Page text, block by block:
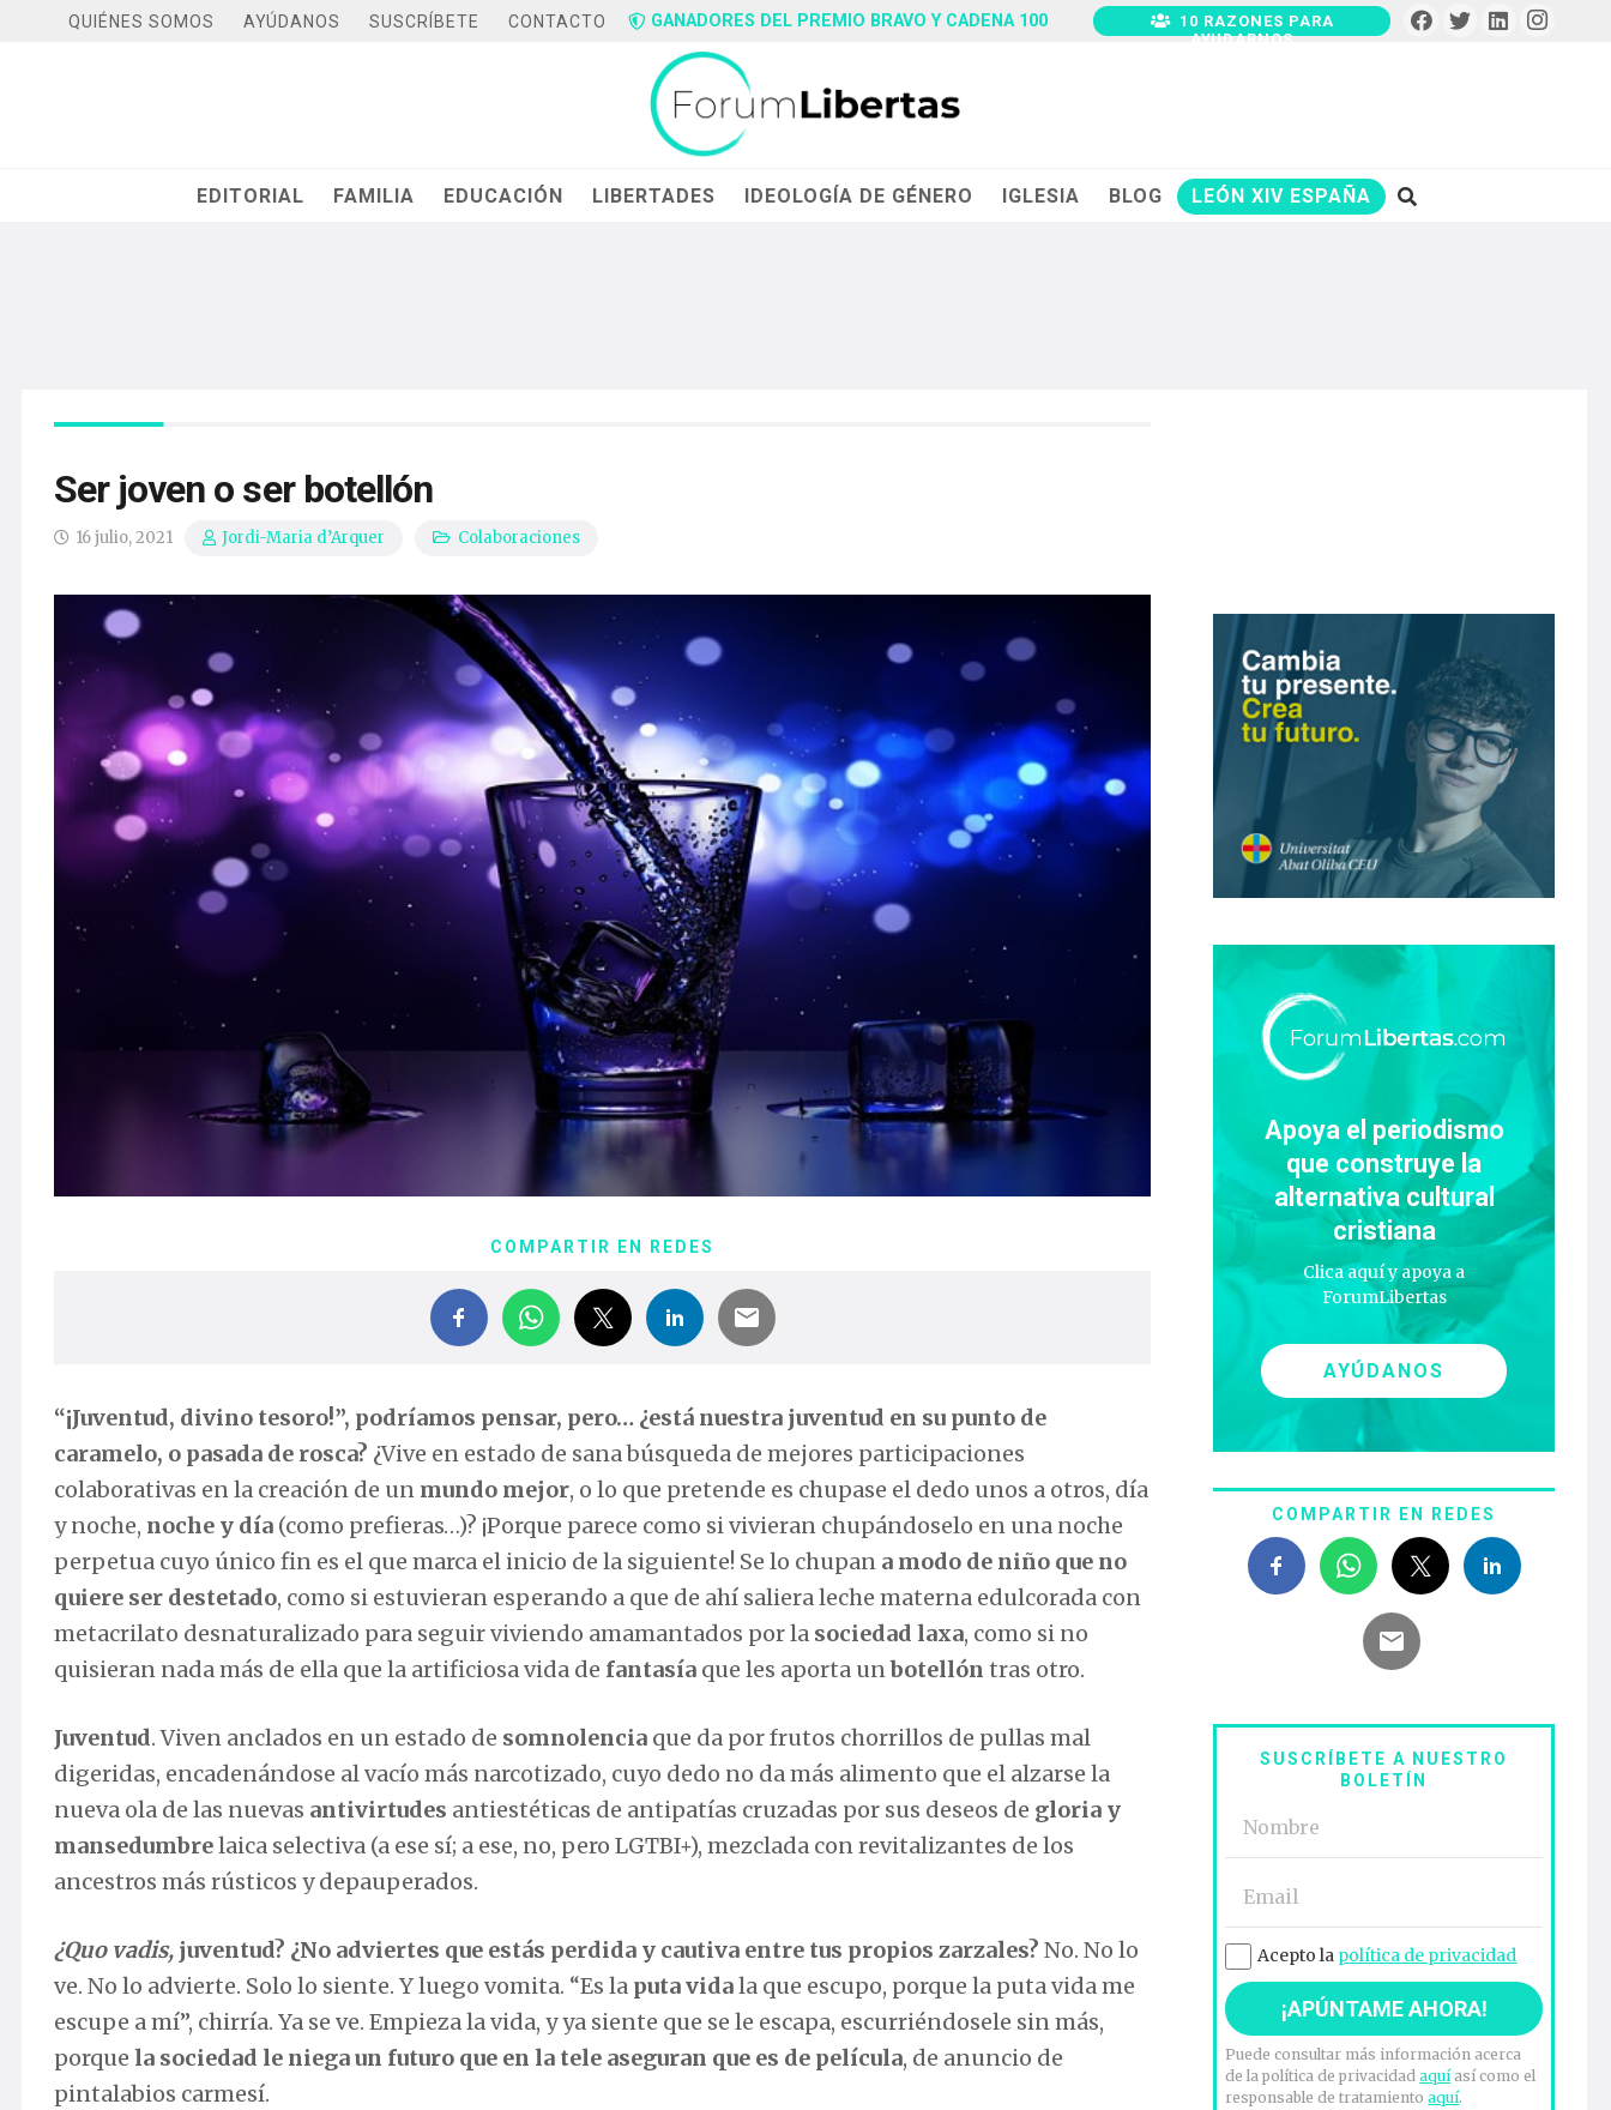
QUIÉNES SOMOS AYÚDANOS SUSCRÍBETE CONTACTO GANADORES DEL PREMIO BRAVO Y CADENA 100
10 RAZONES PARA
AYUDARNOS
EDITORIAL FAMILIA EDUCACIÓN LIBERTADES IDEOLOGÍA DE GÉNERO IGLESIA BLOG LEÓN XIV ESPAÑA
Ser joven o ser botellón
16 julio, 2021 Jordi-Maria d’Arquer Colaboraciones
COMPARTIR EN REDES
“¡Juventud, divino tesoro!”, podríamos pensar, pero… ¿está nuestra juventud en su punto de
caramelo, o pasada de rosca? ¿Vive en estado de sana búsqueda de mejores participaciones
colaborativas en la creación de un mundo mejor, o lo que pretende es chupase el dedo unos a otros, día
y noche, noche y día (como prefieras…)? ¡Porque parece como si vivieran chupándoselo en una noche
perpetua cuyo único fin es el que marca el inicio de la siguiente! Se lo chupan a modo de niño que no
quiere ser destetado, como si estuvieran esperando a que de ahí saliera leche materna edulcorada con
metacrilato desnaturalizado para seguir viviendo amamantados por la sociedad laxa, como si no
quisieran nada más de ella que la artificiosa vida de fantasía que les aporta unbotellón tras otro.
Juventud. Viven anclados en un estado de somnolencia que da por frutos chorrillos de pullas mal
digeridas, encadenándose al vacío más narcotizado, cuyo dedo no da más alimento que el alzarse la
nueva ola de las nuevas antivirtudes antiestéticas de antipatías cruzadas por sus deseos de gloria y
mansedumbrelaica selectiva (a ese sí; a ese, no, pero LGTBI+), mezclada con revitalizantes de los
ancestros más rústicos y depauperados.
¿Quo vadis, juventud? ¿No adviertes que estás perdida y cautiva entre tus propios zarzales? No. No lo
ve. No lo advierte. Solo lo siente. Y luego vomita. “Es la puta vidala que escupo, porque la puta vida me
escupe a mí”, chirría. Ya se ve. Empieza la vida, y ya siente que se le escapa, escurriéndosele sin más,
porque la sociedad le niega un futuro que en la tele aseguran que es de película, de anuncio de
pintalabios carmesí.
Apoya el periodismo
que construye la
alternativa cultural
cristiana
Clica aquí y apoya a
ForumLibertas
AYÚDANOS
COMPARTIR EN REDES
SUSCRÍBETE A NUESTRO
BOLETÍN
Acepto la política de privacidad
Puede consultar más información acerca
de la política de privacidadaquíasí como el
responsable de tratamientoaquí.